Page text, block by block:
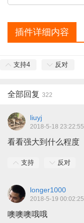
插件详细内容
支持4 反对
全部回复 322
liuyj
2018-5-18 23:22:55
看看强大到什么程度
支持 反对
longer1000
2018-5-19 00:02:25
噢噢噢哦哦